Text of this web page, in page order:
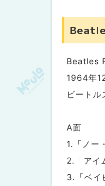
Beatles
1964年
ビートル
A面
1.「ノー
2.「アイ
3.「ベイ